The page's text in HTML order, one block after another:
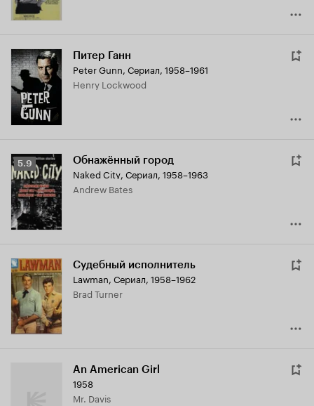
Питер Ганн
Peter Gunn, Сериал, 1958–1961
Henry Lockwood
Рейтинг
Кинопоиска
5.9
5.9 Обнажённый город
Naked City, Сериал, 1958–1963
Andrew Bates
Судебный исполнитель
Lawman, Сериал, 1958–1962
Brad Turner
An American Girl
1958
Mr. Davis